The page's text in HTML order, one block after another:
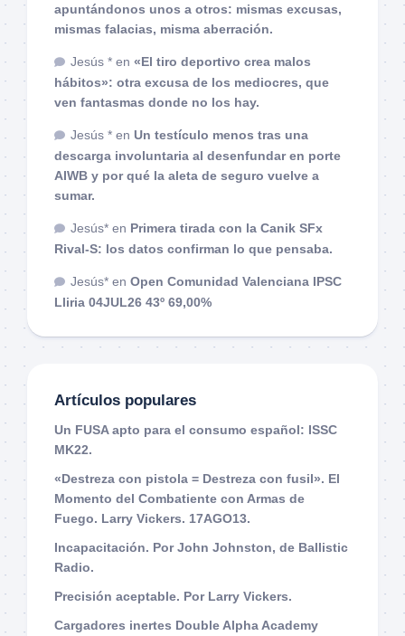
apuntándonos unos a otros: mismas excusas,
mismas falacias, misma aberración.
Jesús * en «El tiro deportivo crea malos
hábitos»: otra excusa de los mediocres, que
ven fantasmas donde no los hay.
Jesús * en Un testículo menos tras una
descarga involuntaria al desenfundar en porte
AIWB y por qué la aleta de seguro vuelve a
sumar.
Jesús* en Primera tirada con la Canik SFx
Rival-S: los datos confirman lo que pensaba.
Jesús* en Open Comunidad Valenciana IPSC
Lliria 04JUL26 43º 69,00%
Artículos populares
Un FUSA apto para el consumo español: ISSC
MK22.
«Destreza con pistola = Destreza con fusil». El
Momento del Combatiente con Armas de
Fuego. Larry Vickers. 17AGO13.
Incapacitación. Por John Johnston, de Ballistic
Radio.
Precisión aceptable. Por Larry Vickers.
Cargadores inertes Double Alpha Academy